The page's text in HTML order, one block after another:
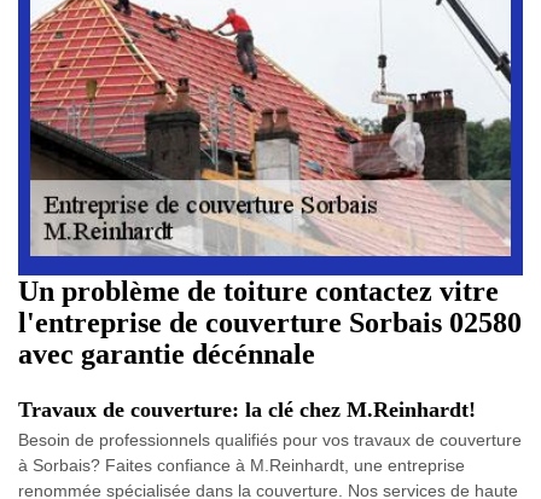
Un problème de toiture contactez vitre
l'entreprise de couverture Sorbais 02580
avec garantie décénnale
Travaux de couverture: la clé chez M.Reinhardt!
Besoin de professionnels qualifiés pour vos travaux de couverture
à Sorbais? Faites confiance à M.Reinhardt, une entreprise
renommée spécialisée dans la couverture. Nos services de haute